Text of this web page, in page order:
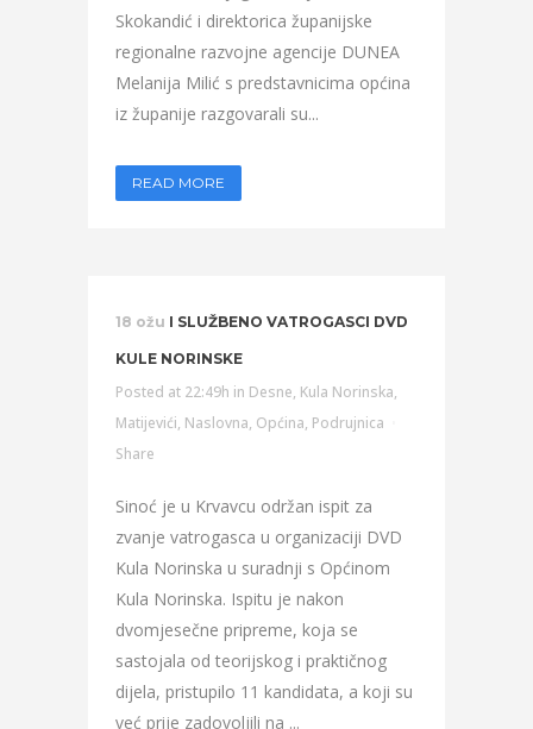
Skokandić i direktorica županijske
regionalne razvojne agencije DUNEA
Melanija Milić s predstavnicima općina
iz županije razgovarali su...
READ MORE
18 ožu I SLUŽBENO VATROGASCI DVD
KULE NORINSKE
Posted at 22:49h in Desne, Kula Norinska,
Matijevići, Naslovna, Općina, Podrujnica
Share
Sinoć je u Krvavcu održan ispit za
zvanje vatrogasca u organizaciji DVD
Kula Norinska u suradnji s Općinom
Kula Norinska. Ispitu je nakon
dvomjesečne pripreme, koja se
sastojala od teorijskog i praktičnog
dijela, pristupilo 11 kandidata, a koji su
već prije zadovoljili na ...